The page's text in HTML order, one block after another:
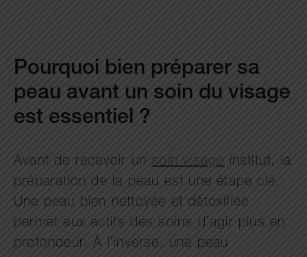
Pourquoi bien préparer sa
peau avant un soin du visage
est essentiel ?
Avant de recevoir unsoin visageinstitut, la
préparation de la peau est une étape clé.
Une peau bien nettoyée et détoxifiée
permet aux actifs des soins d’agir plus en
profondeur. À l’inverse, une peau